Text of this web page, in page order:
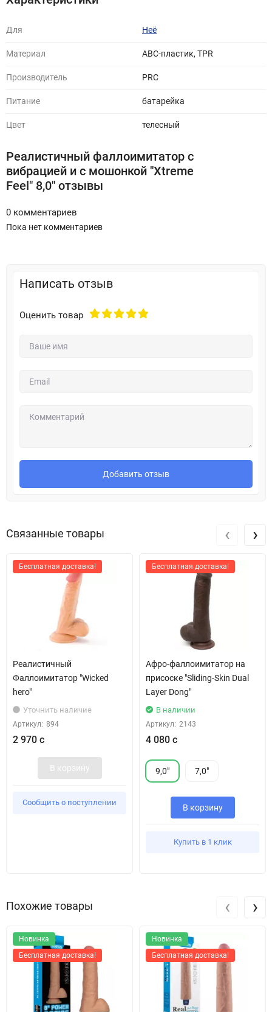
Для Неё
Материал ABC-пластик, TPR
Производитель PRC
Питание батарейка
Цвет телесный
Реалистичный фаллоимитатор с
вибрацией и с мошонкой "Xtreme
Feel" 8,0" отзывы
0 комментариев
Пока нет комментариев
Написать отзыв
Оценить товар
Добавить отзыв
Связанные товары
Бесплатная доставка!
Реалистичный
Фаллоимитатор "Wicked
hero"
Уточнить наличие
Артикул: 894
2 970 с
В корзину
Сообщить о поступлении
Бесплатная доставка!
Афро-фаллоимитатор на
присоске "Sliding-Skin Dual
Layer Dong"
В наличии
Артикул: 2143
4 080 с
9,0" 7,0"
В корзину
Купить в 1 клик
‹ ›
Похожие товары
Новинка
Бесплатная доставка!
Новинка
Бесплатная доставка!
‹ ›